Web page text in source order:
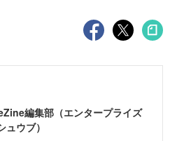
編集部（エンタープライズ
ュウブ）